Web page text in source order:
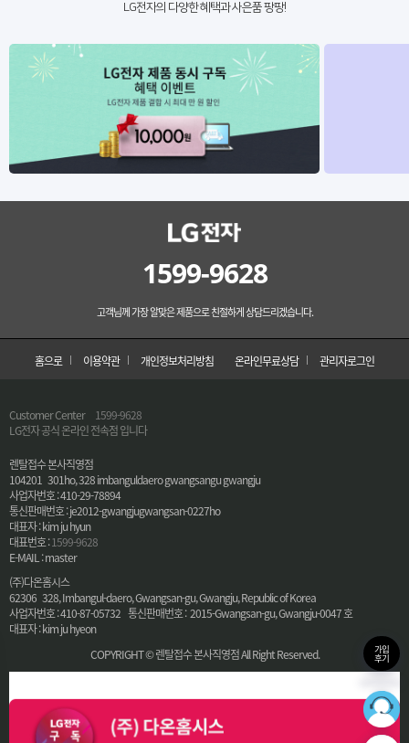
LG전자의 다양한 혜택과 사은품 팡팡!
1599-9628
고객님께 가장 알맞은 제품으로 친절하게 상담드리겠습니다.
홈으로 이용약관 개인정보처리방침 온라인무료상담 관리자로그인
Customer Center
1599-9628
LG전자 공식 온라인 전속점 입니다
렌탈접수 본사직영점
104201 301ho, 328 imbanguldaero gwangsangu gwangju
사업자번호 : 410-29-78894
통신판매번호 : je2012-gwangjugwangsan-0227ho
대표자 : kim ju hyun
대표번호 :1599-9628
E-MAIL : master
(주)다온홈시스
62306 328, Imbangul-daero, Gwangsan-gu, Gwangju, Republic of Korea
사업자번호 : 410-87-05732 통신판매번호 : 2015-Gwangsan-gu, Gwangju-0047 호
대표자 : kim ju hyeon
COPYRIGHT © 렌탈접수 본사직영점 All Right Reserved.
가입
후기
365
최적